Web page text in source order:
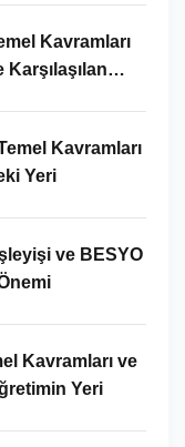
Kavramları
Karşılaşılan
Kavramları
Yeri
ve BESYO
Kavramları ve
Yeri